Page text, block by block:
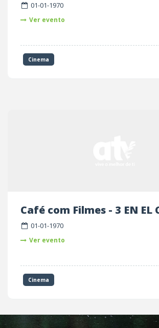
01-01-1970
Ver evento
Cinema
Café com Filmes - 3 EN EL
01-01-1970
Ver evento
Cinema